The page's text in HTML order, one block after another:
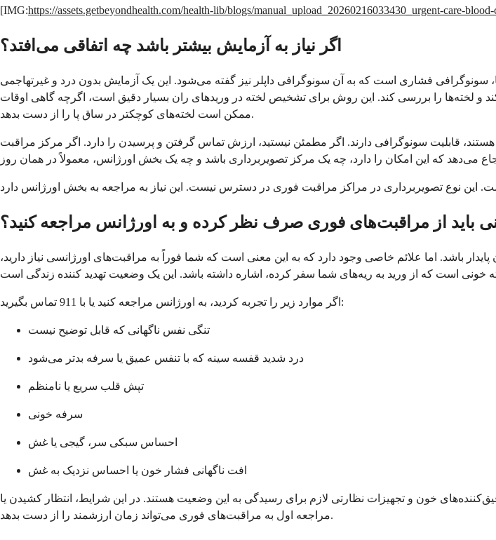
[IMG:https://assets.getbeyondhealth.com/health-lib/blogs/manual_upload_20260216033430_urgent-care-
اگر نیاز به آزمایش بیشتر باشد چه اتفاقی می‌افتد؟
فشاری است که به آن سونوگرافی داپلر نیز گفته می‌شود. این یک آزمایش بدون درد و غیرتهاجمی
لخته‌ها را بررسی کند. این روش برای تشخیص لخته در وریدهای ران بسیار دقیق است، اگرچه گاهی اوقات
ممکن است لخته‌های کوچکتر در ساق پا را از دست بدهد.
قابلیت سونوگرافی دارند. اگر مطمئن نیستید، ارزش تماس گرفتن و پرسیدن را دارد. اگر مرکز مراقبت
باید از مراقبت‌های فوری صرف نظر کرده و به اورژانس مراجعه کنید؟
باشد. اما علائم خاصی وجود دارد که به این معنی است که شما فوراً به مراقبت‌های اورژانسی نیاز دارید،
اگر موارد زیر را تجربه کردید، به اورژانس مراجعه کنید یا با 911 تماس بگیرید:
تنگی نفس ناگهانی که قابل توضیح نیست
درد شدید قفسه سینه که با تنفس عمیق یا سرفه بدتر می‌شود
تپش قلب سریع یا نامنظم
سرفه خونی
احساس سبکی سر، گیجی یا غش
افت ناگهانی فشار خون یا احساس نزدیک به غش
خون و تجهیزات نظارتی لازم برای رسیدگی به این وضعیت هستند. در این شرایط، انتظار کشیدن یا
مراجعه اول به مراقبت‌های فوری می‌تواند زمان ارزشمند را از دست بدهد.